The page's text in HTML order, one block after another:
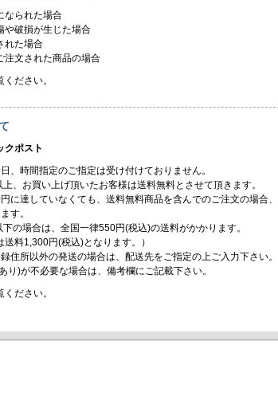
なられた場合
や破損が生じた場合
れた場合
注文された商品の場合
ください。
クポスト
、時間指定のご指定は受け付けておりません。
、お買い上げ頂いたお客様は送料無料とさせて頂きます。
に達していなくても、送料無料商品を含んでのご注文の場合、
す。
の場合は、全国一律550円(税込)の送料がかかります。
送料1,300円(税込)となります。）
住所以外の発送の場合は、配送先をご指定の上ご入力下さい。
り)が不必要な場合は、備考欄にご記載下さい。
ください。